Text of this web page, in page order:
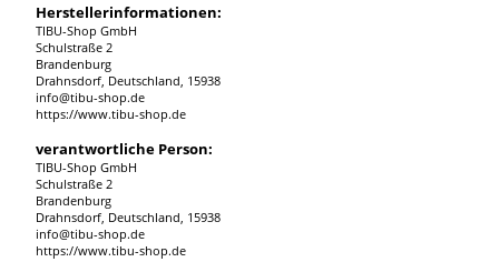
Herstellerinformationen:
TIBU-Shop GmbH
Schulstraße 2
Brandenburg
Drahnsdorf, Deutschland, 15938
info@tibu-shop.de
https://www.tibu-shop.de
verantwortliche Person:
TIBU-Shop GmbH
Schulstraße 2
Brandenburg
Drahnsdorf, Deutschland, 15938
info@tibu-shop.de
https://www.tibu-shop.de